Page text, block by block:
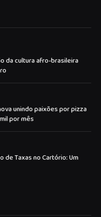
da cultura afro-brasileira
unindo paixões por pizza
por mês
de Taxas no Cartório: Um